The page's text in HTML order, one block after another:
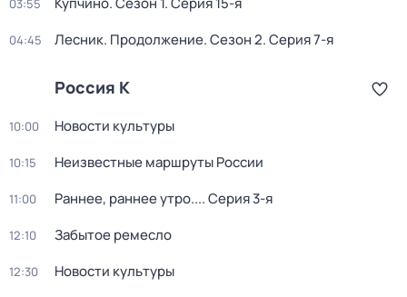
03:55
04:45 Лесник. Продолжение. Сезон 2. Серия 7-я
Россия К
10:00 Новости культуры
10:15 Неизвестные маршруты России
11:00 Раннее, раннее утро.... Серия 3-я
12:10 Забытое ремесло
12:30 Новости культуры